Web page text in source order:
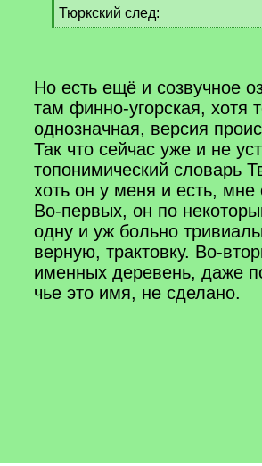
q
]
Тюркский след:
[
Но есть ещё и созвучное
там финно-угорская, хотя
однозначная, версия
Так что сейчас уже и не
топонимический словарь
хоть он у меня и есть, мне
Во-первых, он по
одну и уж больно
верную, трактовку. Во-
именных деревень, даже
чье это имя, не сделано.